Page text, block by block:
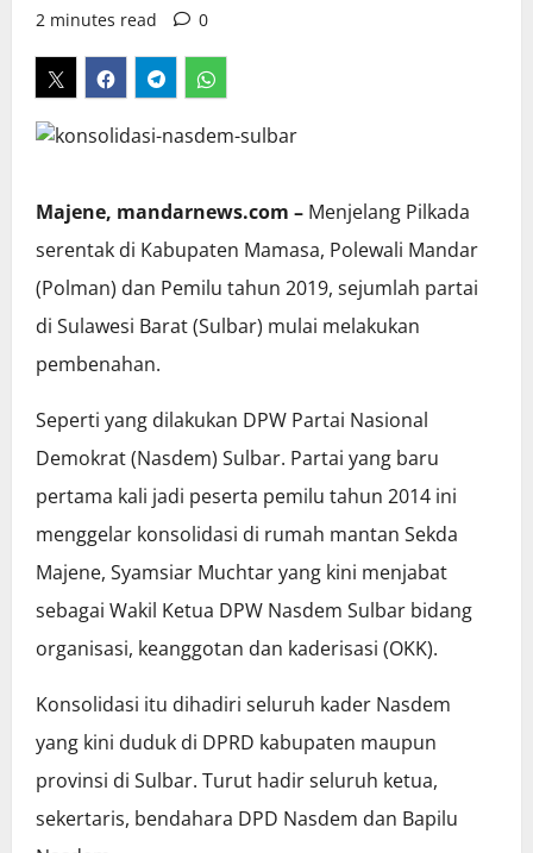
2 minutes read
0
Majene, mandarnews.com – Menjelang Pilkada
serentak di Kabupaten Mamasa, Polewali Mandar
(Polman) dan Pemilu tahun 2019, sejumlah partai
di Sulawesi Barat (Sulbar) mulai melakukan
pembenahan.
Seperti yang dilakukan DPW Partai Nasional
Demokrat (Nasdem) Sulbar. Partai yang baru
pertama kali jadi peserta pemilu tahun 2014 ini
menggelar konsolidasi di rumah mantan Sekda
Majene, Syamsiar Muchtar yang kini menjabat
sebagai Wakil Ketua DPW Nasdem Sulbar bidang
organisasi, keanggotan dan kaderisasi (OKK).
Konsolidasi itu dihadiri seluruh kader Nasdem
yang kini duduk di DPRD kabupaten maupun
provinsi di Sulbar. Turut hadir seluruh ketua,
sekertaris, bendahara DPD Nasdem dan Bapilu